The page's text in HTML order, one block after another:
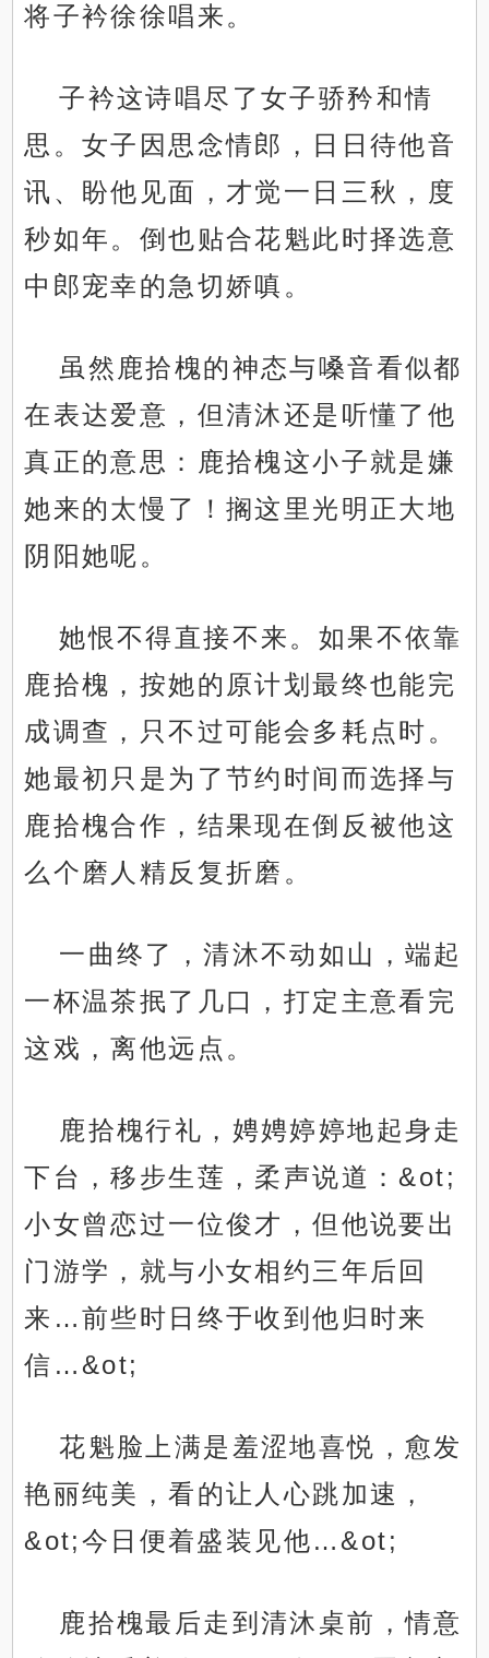
将子衿徐徐唱来。
子衿这诗唱尽了女子骄矜和情
思。女子因思念情郎，日日待他音
讯、盼他见面，才觉一日三秋，度
秒如年。倒也贴合花魁此时择选意
中郎宠幸的急切娇嗔。
虽然鹿拾槐的神态与嗓音看似都
在表达爱意，但清沐还是听懂了他
真正的意思：鹿拾槐这小子就是嫌
她来的太慢了！搁这里光明正大地
阴阳她呢。
她恨不得直接不来。如果不依靠
鹿拾槐，按她的原计划最终也能完
成调查，只不过可能会多耗点时。
她最初只是为了节约时间而选择与
鹿拾槐合作，结果现在倒反被他这
么个磨人精反复折磨。
一曲终了，清沐不动如山，端起
一杯温茶抿了几口，打定主意看完
这戏，离他远点。
鹿拾槐行礼，娉娉婷婷地起身走
下台，移步生莲，柔声说道：&ot;
小女曾恋过一位俊才，但他说要出
门游学，就与小女相约三年后回
来…前些时日终于收到他归时来
信…&ot;
花魁脸上满是羞涩地喜悦，愈发
艳丽纯美，看的让人心跳加速，
&ot;今日便着盛装见他…&ot;
鹿拾槐最后走到清沐桌前，情意